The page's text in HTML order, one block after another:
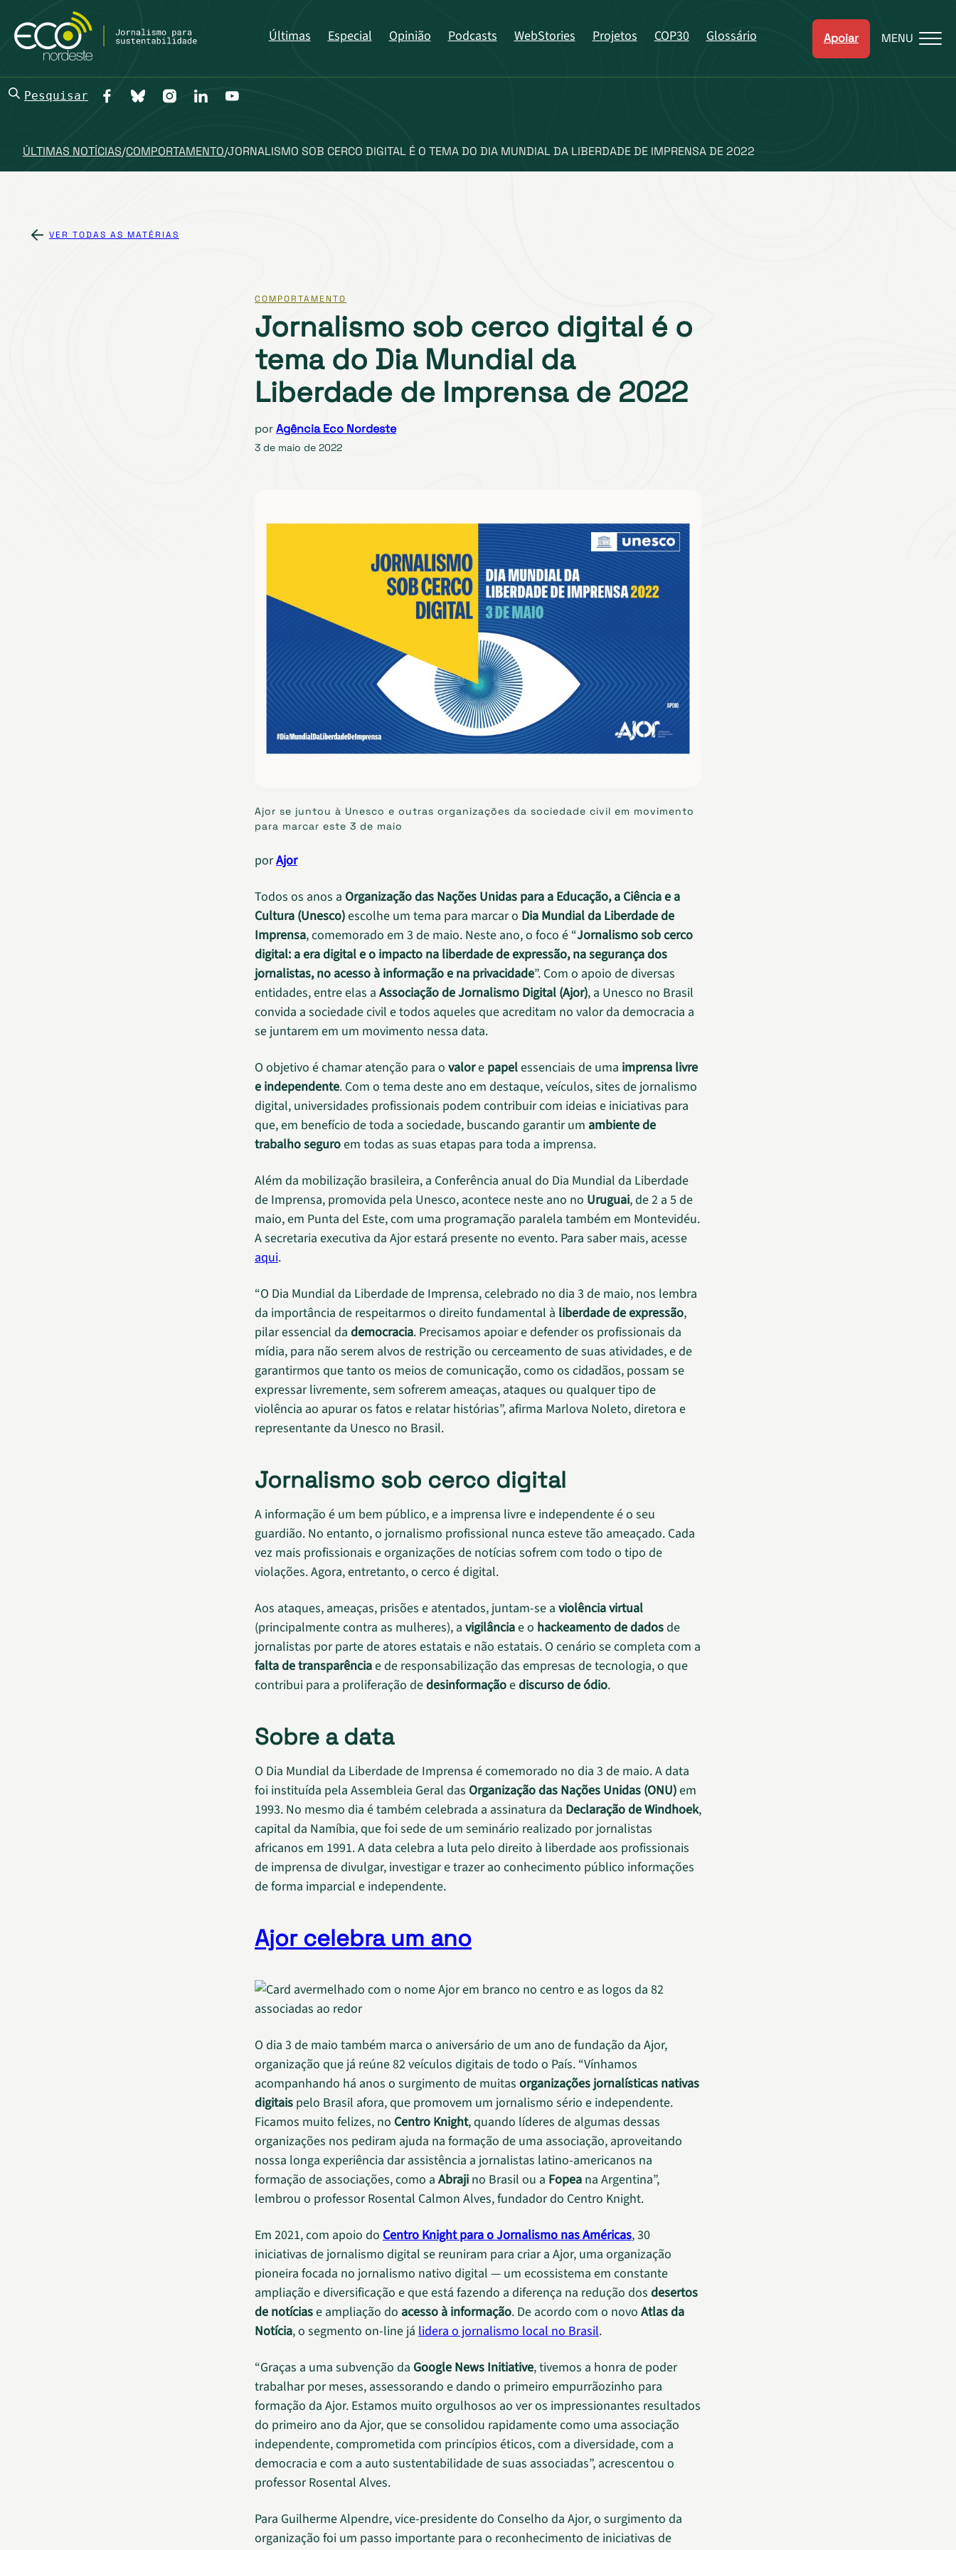
Últimas Especial Opinião Podcasts WebStories Projetos COP30 Glossário Apoiar MENU
Pesquisar
ÚLTIMAS NOTÍCIAS/COMPORTAMENTO/JORNALISMO SOB CERCO DIGITAL É O TEMA DO DIA MUNDIAL DA LIBERDADE DE IMPRENSA DE 2022
VER TODAS AS MATÉRIAS
COMPORTAMENTO
Jornalismo sob cerco digital é o
tema do Dia Mundial da
Liberdade de Imprensa de 2022
porAgência Eco Nordeste
3 de maio de 2022
Ajor se juntou à Unesco e outras organizações da sociedade civil em movimento
para marcar este 3 de maio
porAjor
Todos os anos a Organização das Nações Unidas para a Educação, a Ciência e a
Cultura (Unesco)escolhe um tema para marcar o Dia Mundial da Liberdade de
Imprensa, comemorado em 3 de maio. Neste ano, o foco é “Jornalismo sob cerco
digital: a era digital e o impacto na liberdade de expressão, na segurança dos
jornalistas, no acesso à informação e na privacidade”. Com o apoio de diversas
entidades, entre elas a Associação de Jornalismo Digital (Ajor), a Unesco no Brasil
convida a sociedade civil e todos aqueles que acreditam no valor da democracia a
se juntarem em um movimento nessa data.
O objetivo é chamar atenção para o valore papelessenciais de uma imprensa livre
e independente. Com o tema deste ano em destaque, veículos, sites de jornalismo
digital, universidades profissionais podem contribuir com ideias e iniciativas para
que, em benefício de toda a sociedade, buscando garantir um ambiente de
trabalho seguroem todas as suas etapas para toda a imprensa.
Além da mobilização brasileira, a Conferência anual do Dia Mundial da Liberdade
de Imprensa, promovida pela Unesco, acontece neste ano no Uruguai, de 2 a 5 de
maio, em Punta del Este, com uma programação paralela também em Montevidéu.
A secretaria executiva da Ajor estará presente no evento. Para saber mais, acesse
aqui.
“O Dia Mundial da Liberdade de Imprensa, celebrado no dia 3 de maio, nos lembra
da importância de respeitarmos o direito fundamental à liberdade de expressão,
pilar essencial da democracia. Precisamos apoiar e defender os profissionais da
mídia, para não serem alvos de restrição ou cerceamento de suas atividades, e de
garantirmos que tanto os meios de comunicação, como os cidadãos, possam se
expressar livremente, sem sofrerem ameaças, ataques ou qualquer tipo de
violência ao apurar os fatos e relatar histórias”, afirma Marlova Noleto, diretora e
representante da Unesco no Brasil.
Jornalismo sob cerco digital
A informação é um bem público, e a imprensa livre e independente é o seu
guardião. No entanto, o jornalismo profissional nunca esteve tão ameaçado. Cada
vez mais profissionais e organizações de notícias sofrem com todo o tipo de
violações. Agora, entretanto, o cerco é digital.
Aos ataques, ameaças, prisões e atentados, juntam-se a violência virtual
(principalmente contra as mulheres), a vigilânciae o hackeamento de dadosde
jornalistas por parte de atores estatais e não estatais. O cenário se completa com a
falta de transparênciae de responsabilização das empresas de tecnologia, o que
contribui para a proliferação dedesinformaçãoediscurso de ódio.
Sobre a data
O Dia Mundial da Liberdade de Imprensa é comemorado no dia 3 de maio. A data
foi instituída pela Assembleia Geral das Organização das Nações Unidas (ONU)em
1993. No mesmo dia é também celebrada a assinatura da Declaração de Windhoek,
capital da Namíbia, que foi sede de um seminário realizado por jornalistas
africanos em 1991. A data celebra a luta pelo direito à liberdade aos profissionais
de imprensa de divulgar, investigar e trazer ao conhecimento público informações
de forma imparcial e independente.
Ajor celebra um ano
O dia 3 de maio também marca o aniversário de um ano de fundação da Ajor,
organização que já reúne 82 veículos digitais de todo o País. “Vínhamos
acompanhando há anos o surgimento de muitas organizações jornalísticas nativas
digitais pelo Brasil afora, que promovem um jornalismo sério e independente.
Ficamos muito felizes, no Centro Knight, quando líderes de algumas dessas
organizações nos pediram ajuda na formação de uma associação, aproveitando
nossa longa experiência dar assistência a jornalistas latino-americanos na
formação de associações, como a Abraji no Brasil ou a Fopea na Argentina”,
lembrou o professor Rosental Calmon Alves, fundador do Centro Knight.
Em 2021, com apoio do Centro Knight para o Jornalismo nas Américas, 30
iniciativas de jornalismo digital se reuniram para criar a Ajor, uma organização
pioneira focada no jornalismo nativo digital — um ecossistema em constante
ampliação e diversificação e que está fazendo a diferença na redução dos desertos
de notíciase ampliação do acesso à informação. De acordo com o novo Atlas da
Notícia, o segmento on-line já lidera o jornalismo local no Brasil.
“Graças a uma subvenção da Google News Initiative, tivemos a honra de poder
trabalhar por meses, assessorando e dando o primeiro empurrãozinho para
formação da Ajor. Estamos muito orgulhosos ao ver os impressionantes resultados
do primeiro ano da Ajor, que se consolidou rapidamente como uma associação
independente, comprometida com princípios éticos, com a diversidade, com a
democracia e com a auto sustentabilidade de suas associadas”, acrescentou o
professor Rosental Alves.
Para Guilherme Alpendre, vice-presidente do Conselho da Ajor, o surgimento da
organização foi um passo importante para o reconhecimento de iniciativas de